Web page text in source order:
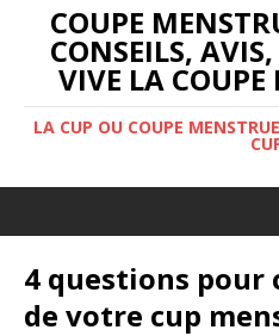
COUPE
CONSEILS,
VIVE LA COUPE
LA CUP OU COUPE
4 questions
de votre cup